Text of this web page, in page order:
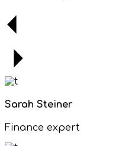
Sarah Steiner
Finance expert